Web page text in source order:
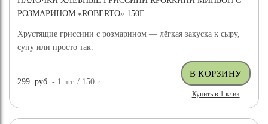
РОЗМАРИНОМ «ROBERTO» 150Г
Хрустящие гриссини с розмарином — лёгкая закуска к сыру,
супу или просто так.
299 руб. - 1шт. / 150г
Купить в 1 клик